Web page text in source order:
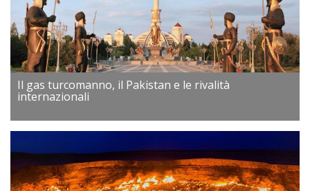
Il gas turcomanno, il Pakistan e le rivalità
internazionali